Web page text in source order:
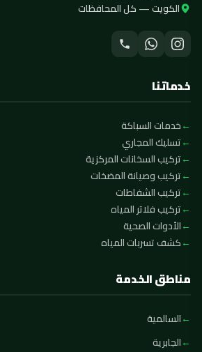
الكويت — كل المحافظات
خدماتنا
خدمات السباكة
تسليك المجاري
تركيب السخانات المركزية
تركيب وصيانة المضخات
تركيب الشفاطات
تركيب فلاتر المياه
الأدوات الصحية
كشف تسربات المياه
مناطق الخدمة
السالمية
الجابرية